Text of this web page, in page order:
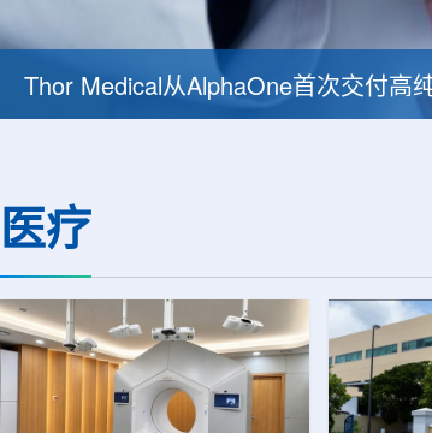
Thor Medical从AlphaOne首次交付高
医疗